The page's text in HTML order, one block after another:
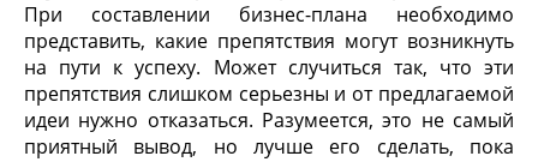
При составлении бизнес-плана необходимо
представить, какие препятствия могут возникнуть
на пути к успеху. Может случиться так, что эти
препятствия слишком серьезны и от предлагаемой
идеи нужно отказаться. Разумеется, это не самый
приятный вывод, но лучше его сделать, пока